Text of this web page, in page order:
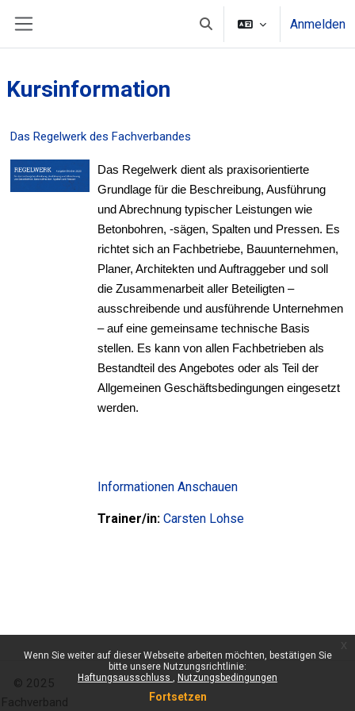
Wenn Sie weiter auf dieser Webseite arbeiten möchten, bestätigen Sie
bitte unsere Nutzungsrichtlinie:
Haftungsausschluss
Nutzungsbedingungen
Fortsetzen
Sucheingabe umschalten
Anmelden
Kursinformation
Das Regelwerk des Fachverbandes
Das Regelwerk dient als praxisorientierte
Grundlage für die Beschreibung, Ausführung
und Abrechnung typischer Leistungen wie
Betonbohren, -sägen, Spalten und Pressen. Es
richtet sich an Fachbetriebe, Bauunternehmen,
Planer, Architekten und Auftraggeber und soll
die Zusammenarbeit aller Beteiligten –
ausschreibende und ausführende Unternehmen
– auf eine gemeinsame technische Basis
stellen. Es kann von allen Fachbetrieben als
Bestandteil des Angebotes oder als Teil der
Allgemeinen Geschäftsbedingungen eingesetzt
werden.
Informationen Anschauen
Trainer/in: Carsten Lohse
© 2025
Fachverband